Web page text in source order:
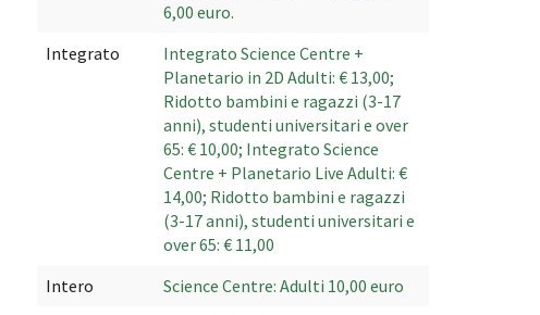
6,00 euro.
Integrato
Integrato Science Centre +
Planetario in 2D Adulti: € 13,00;
Ridotto bambini e ragazzi (3-17
anni), studenti universitari e over
65: € 10,00; Integrato Science
Centre + Planetario Live Adulti: €
14,00; Ridotto bambini e ragazzi
(3-17 anni), studenti universitari e
over 65: € 11,00
Intero
Science Centre: Adulti 10,00 euro